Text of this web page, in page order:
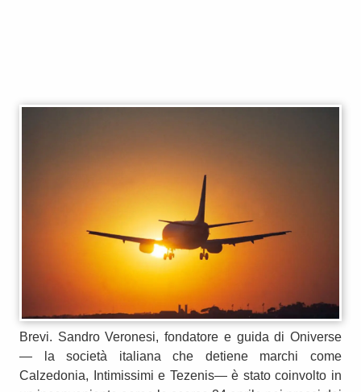
Brevi. Sandro Veronesi, fondatore e guida di Oniverse
— la società italiana che detiene marchi come
Calzedonia, Intimissimi e Tezenis— è stato coinvolto in